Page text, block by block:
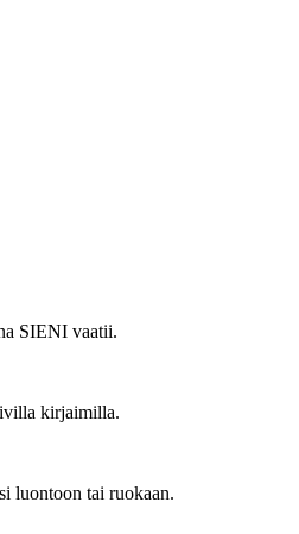
SIENI vaatii.
kirjaimilla.
luontoon tai ruokaan.